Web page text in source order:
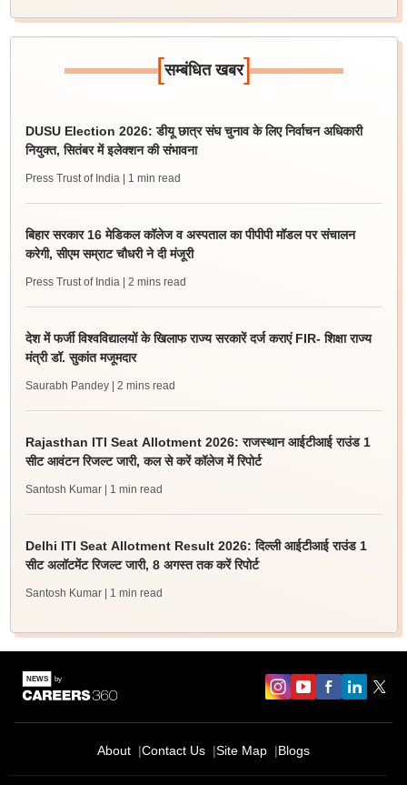
[सम्बंधित खबर]
DUSU Election 2026: डीयू छात्र संघ चुनाव के लिए निर्वाचन अधिकारी
नियुक्त, सितंबर में इलेक्शन की संभावना
Press Trust of India | 1 min read
बिहार सरकार 16 मेडिकल कॉलेज व अस्पताल का पीपीपी मॉडल पर संचालन
करेगी, सीएम सम्राट चौधरी ने दी मंजूरी
Press Trust of India | 2 mins read
देश में फर्जी विश्वविद्यालयों के खिलाफ राज्य सरकारें दर्ज कराएं FIR- शिक्षा राज्य
मंत्री डॉ. सुकांत मजूमदार
Saurabh Pandey | 2 mins read
Rajasthan ITI Seat Allotment 2026: राजस्थान आईटीआई राउंड 1
सीट आवंटन रिजल्ट जारी, कल से करें कॉलेज में रिपोर्ट
Santosh Kumar | 1 min read
Delhi ITI Seat Allotment Result 2026: दिल्ली आईटीआई राउंड 1
सीट अलॉटमेंट रिजल्ट जारी, 8 अगस्त तक करें रिपोर्ट
Santosh Kumar | 1 min read
About Contact Us Site Map Blogs